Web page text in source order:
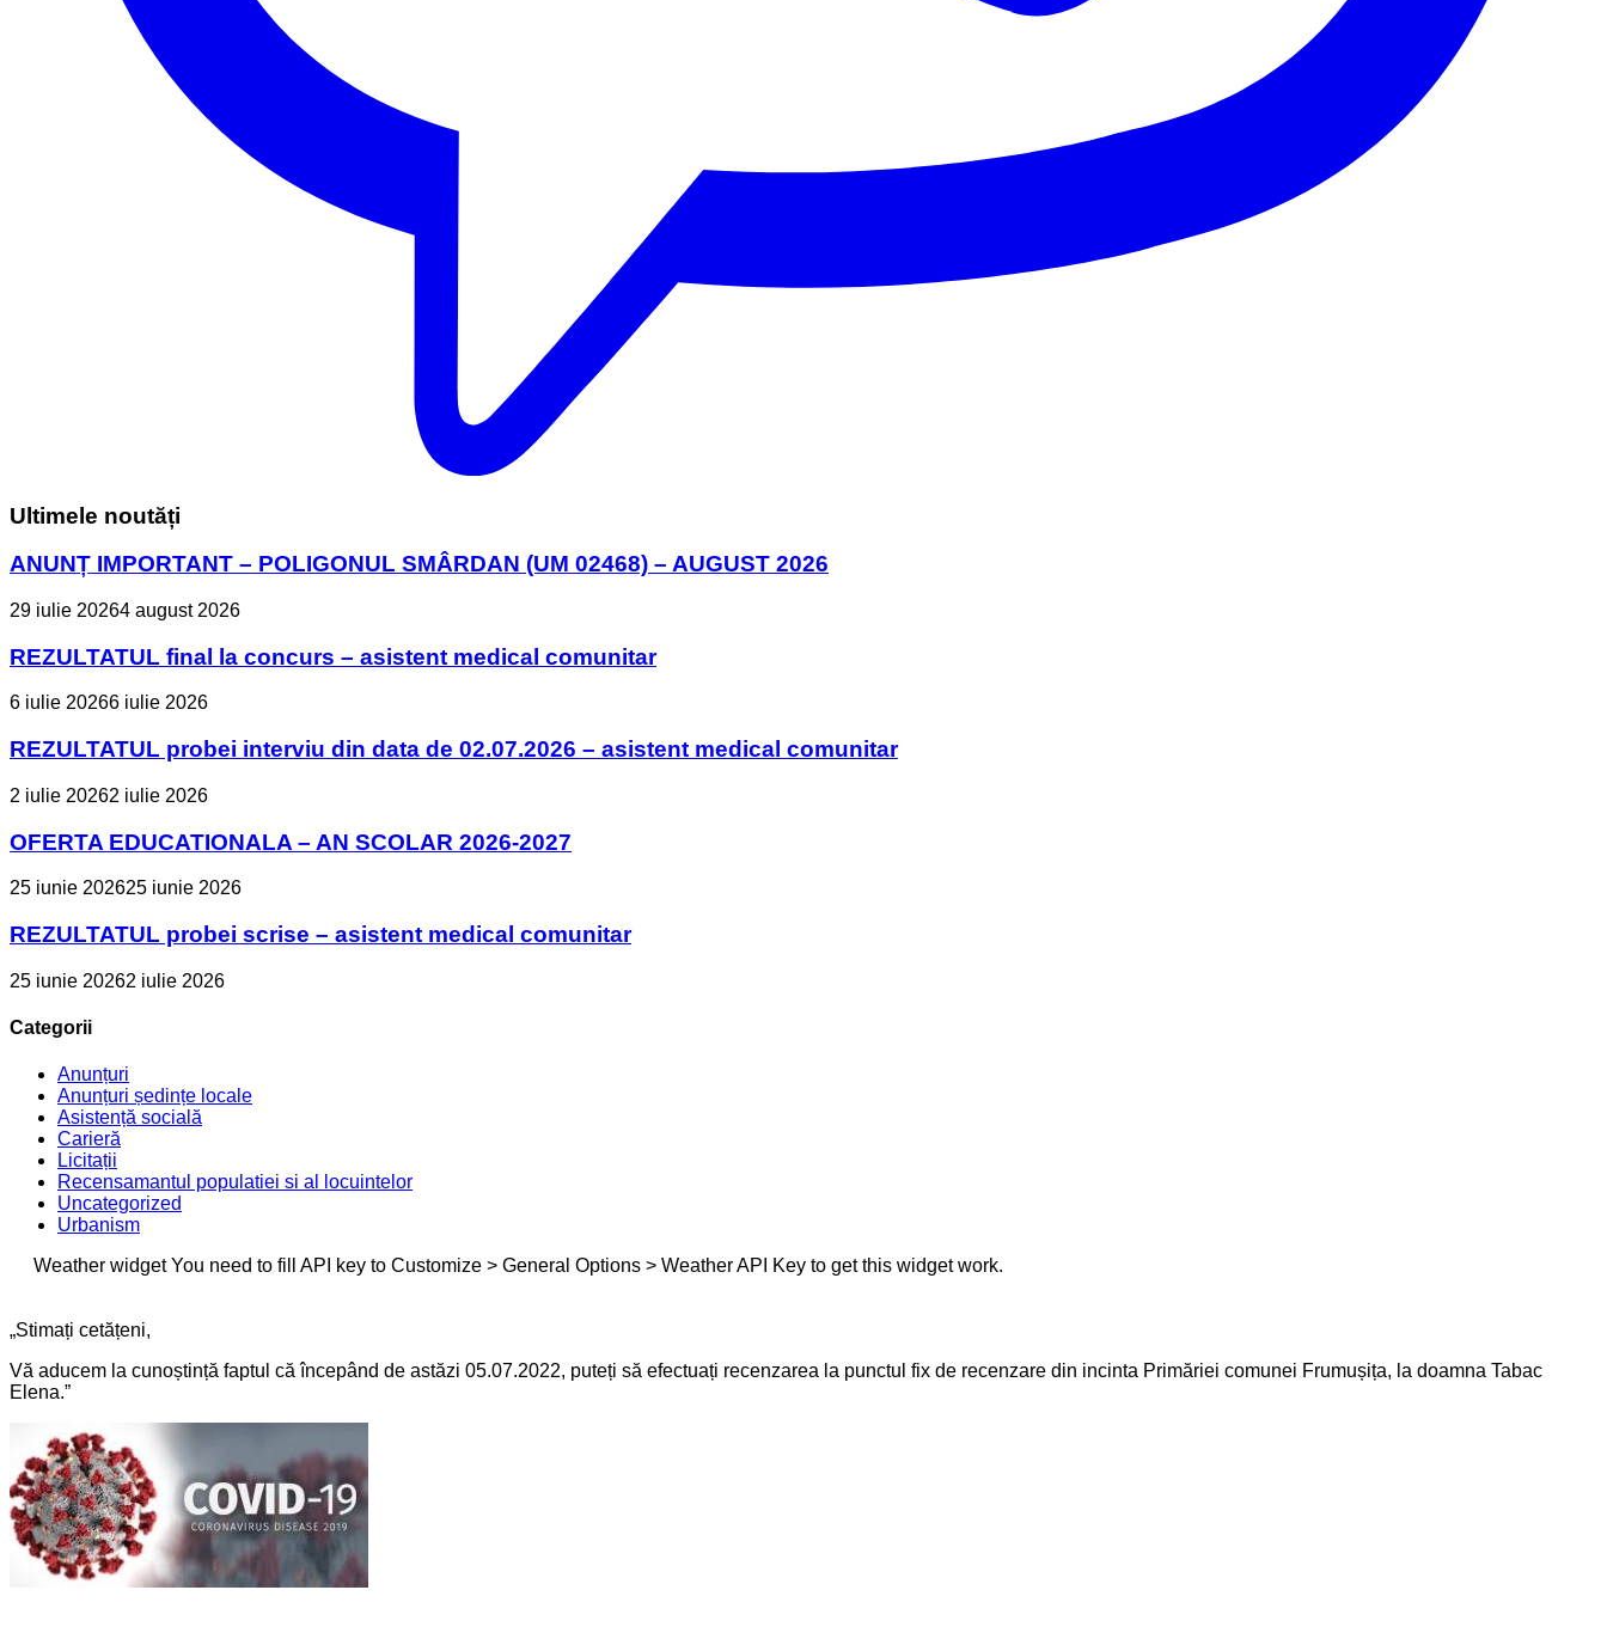
Ultimele noutăți
ANUNȚ IMPORTANT – POLIGONUL SMÂRDAN (UM 02468) – AUGUST 2026
29 iulie 20264 august 2026
REZULTATUL final la concurs – asistent medical comunitar
6 iulie 20266 iulie 2026
REZULTATUL probei interviu din data de 02.07.2026 – asistent medical comunitar
2 iulie 20262 iulie 2026
OFERTA EDUCATIONALA – AN SCOLAR 2026-2027
25 iunie 202625 iunie 2026
REZULTATUL probei scrise – asistent medical comunitar
25 iunie 20262 iulie 2026
Categorii
Anunțuri
Anunțuri ședințe locale
Asistență socială
Carieră
Licitații
Recensamantul populatiei si al locuintelor
Uncategorized
Urbanism
Weather widgetYou need to fill API key to Customize > General Options > Weather API Key to get this widget work.
„Stimați cetățeni,
Vă aducem la cunoștință faptul că începând de astăzi 05.07.2022, puteți să efectuați recenzarea la punctul fix de recenzare din incinta Primăriei comunei Frumușița, la doamna Tabac
Elena.”